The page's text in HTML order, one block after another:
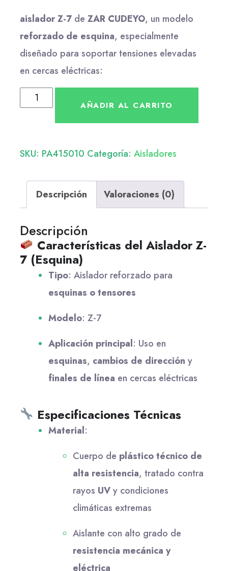
aislador Z-7 de ZAR CUDEYO, un modelo
reforzado de esquina, especialmente
diseñado para soportar tensiones elevadas
en cercas eléctricas:
AÑADIR AL CARRITO
SKU: PA415010 Categoría: Aisladores
Descripción Valoraciones (0)
Descripción
Características del Aislador Z-
7 (Esquina)
Tipo: Aislador reforzado para
esquinas o tensores
Modelo: Z-7
Aplicación principal: Uso en
esquinas, cambios de dirección y
finales de línea en cercas eléctricas
Especificaciones Técnicas
Material:
Cuerpo de plástico técnico de
alta resistencia, tratado contra
rayos UVy condiciones
climáticas extremas
Aislante con alto grado de
resistencia mecánica y
eléctrica